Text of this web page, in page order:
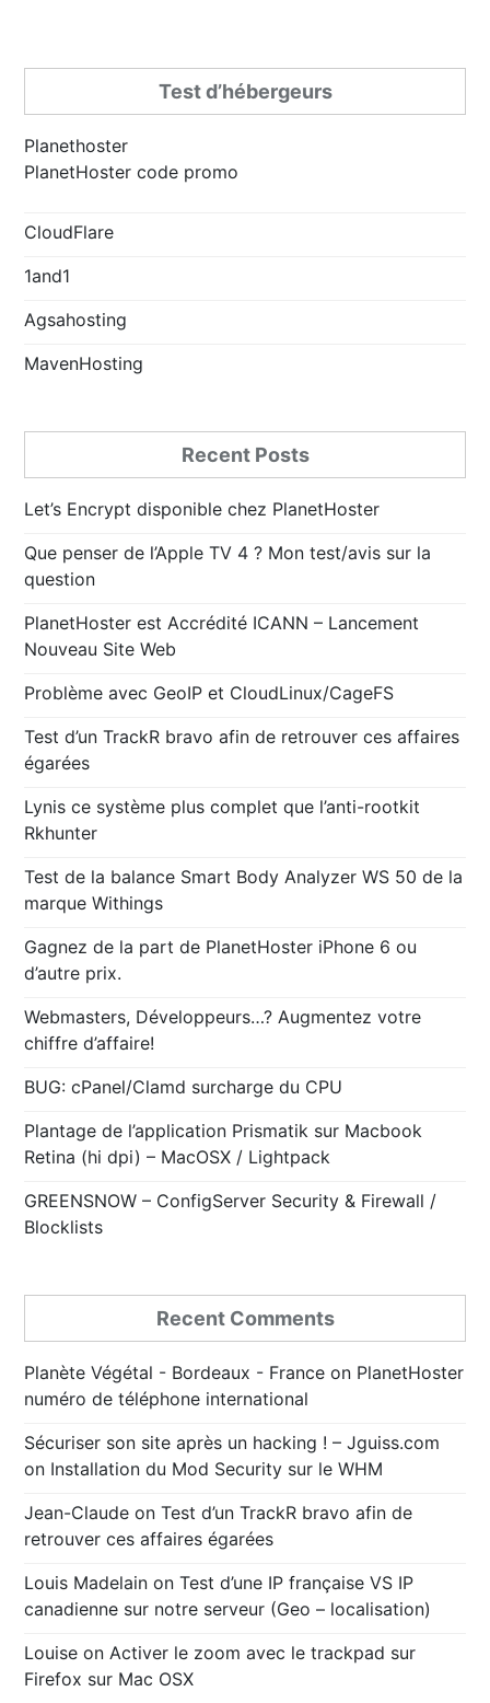
Test d’hébergeurs
Planethoster
PlanetHoster code promo
CloudFlare
1and1
Agsahosting
MavenHosting
Recent Posts
Let’s Encrypt disponible chez PlanetHoster
Que penser de l’Apple TV 4 ? Mon test/avis sur la
question
PlanetHoster est Accrédité ICANN – Lancement
Nouveau Site Web
Problème avec GeoIP et CloudLinux/CageFS
Test d’un TrackR bravo afin de retrouver ces affaires
égarées
Lynis ce système plus complet que l’anti-rootkit
Rkhunter
Test de la balance Smart Body Analyzer WS 50 de la
marque Withings
Gagnez de la part de PlanetHoster iPhone 6 ou
d’autre prix.
Webmasters, Développeurs…? Augmentez votre
chiffre d’affaire!
BUG: cPanel/Clamd surcharge du CPU
Plantage de l’application Prismatik sur Macbook
Retina (hi dpi) – MacOSX / Lightpack
GREENSNOW – ConfigServer Security & Firewall /
Blocklists
Recent Comments
Planète Végétal - Bordeaux - France on PlanetHoster
numéro de téléphone international
Sécuriser son site après un hacking ! – Jguiss.com
on Installation du Mod Security sur le WHM
Jean-Claude onTest d’un TrackR bravo afin de
retrouver ces affaires égarées
Louis Madelain onTest d’une IP française VS IP
canadienne sur notre serveur (Geo – localisation)
Louise on Activer le zoom avec le trackpad sur
Firefox sur Mac OSX